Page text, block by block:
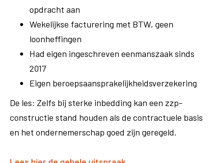
opdracht aan
Wekelijkse facturering met BTW, geen
loonheffingen
Had eigen ingeschreven eenmanszaak sinds
2017
Eigen beroepsaansprakelijkheidsverzekering
De les: Zelfs bij sterke inbedding kan een zzp-
constructie stand houden als de contractuele basis
en het ondernemerschap goed zijn geregeld.